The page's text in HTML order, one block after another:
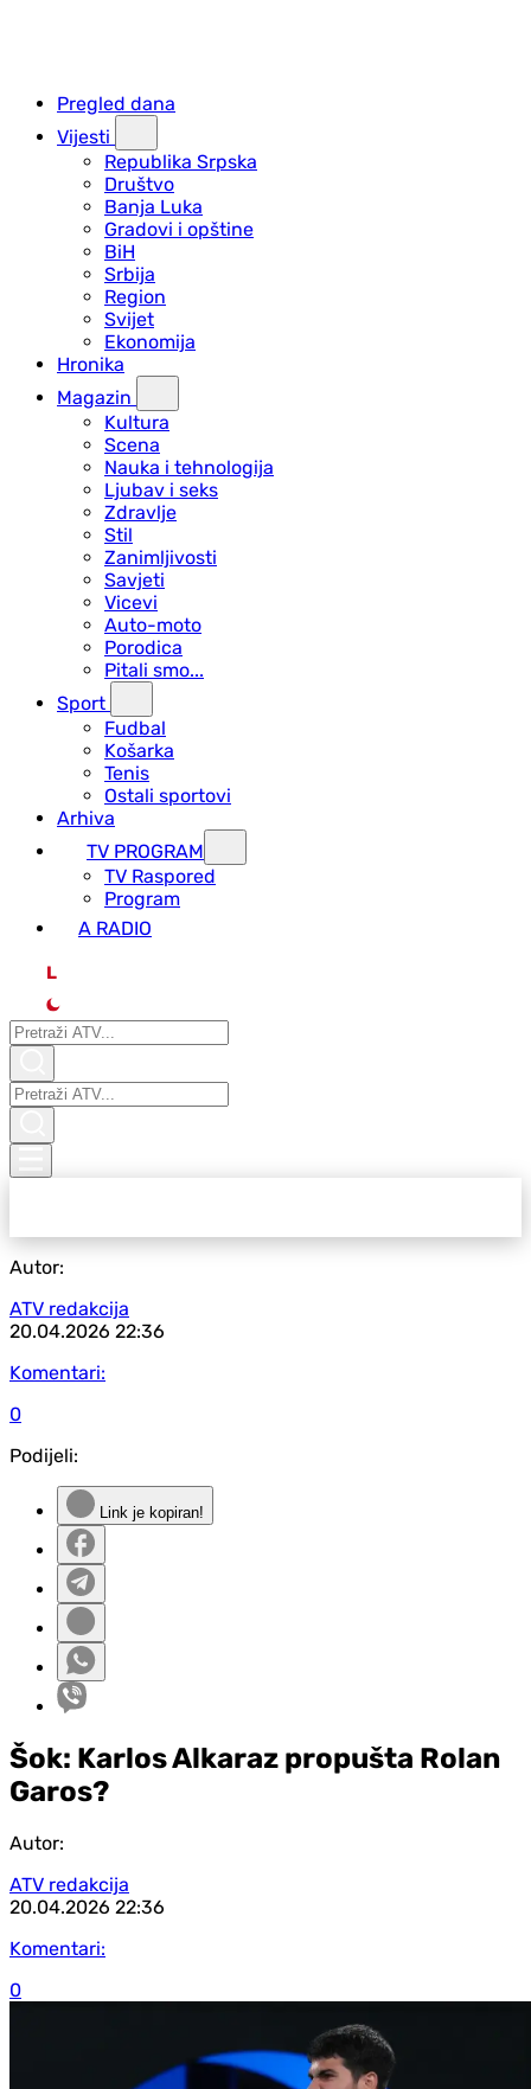
Pregled dana
Vijesti
Republika Srpska
Društvo
Banja Luka
Gradovi i opštine
BiH
Srbija
Region
Svijet
Ekonomija
Hronika
Magazin
Kultura
Scena
Nauka i tehnologija
Ljubav i seks
Zdravlje
Stil
Zanimljivosti
Savjeti
Vicevi
Auto-moto
Porodica
Pitali smo...
Sport
Fudbal
Košarka
Tenis
Ostali sportovi
Arhiva
TV PROGRAM
ТV Raspored
Program
A RADIO
L
Autor:
ATV redakcija
20.04.2026 22:36
Komentari:
0
Podijeli:
Link je kopiran!
Šok: Karlos Alkaraz propušta Rolan
Garos?
Autor:
ATV redakcija
20.04.2026 22:36
Komentari:
0